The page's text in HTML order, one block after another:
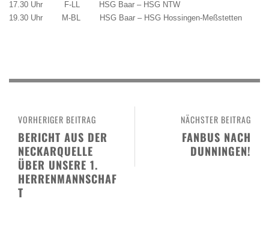
17.30 Uhr F-LL HSG Baar – HSG NTW
19.30 Uhr M-BL HSG Baar – HSG Hossingen-Meßstetten
NÄCHSTER BEITRAG
FANBUS NACH
DUNNINGEN!
VORHERIGER BEITRAG
BERICHT AUS DER
NECKARQUELLE
ÜBER UNSERE 1.
HERRENMANNSCHAF
T